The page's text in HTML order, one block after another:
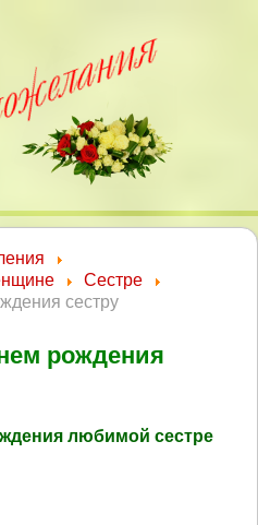
Сестре
сестру
рождения
любимой сестре